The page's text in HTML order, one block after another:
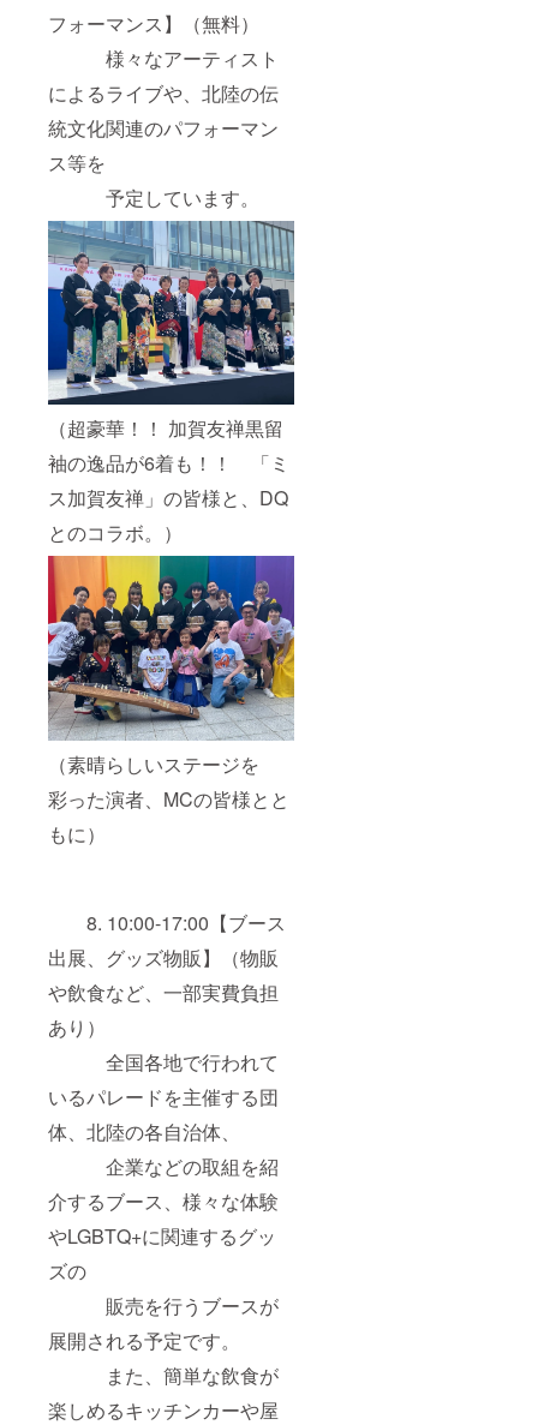
フォーマンス】（無料）
様々なアーティスト
によるライブや、北陸の伝
統文化関連のパフォーマン
ス等を
予定しています。
（超豪華！！ 加賀友禅黒留
袖の逸品が6着も！！ 「ミ
ス加賀友禅」の皆様と、DQ
とのコラボ。）
（素晴らしいステージを
彩った演者、MCの皆様とと
もに）
8. 10:00-17:00【ブース
出展、グッズ物販】（物販
や飲食など、一部実費負担
あり）
全国各地で行われて
いるパレードを主催する団
体、北陸の各自治体、
企業などの取組を紹
介するブース、様々な体験
やLGBTQ+に関連するグッ
ズの
販売を行うブースが
展開される予定です。
また、簡単な飲食が
楽しめるキッチンカーや屋